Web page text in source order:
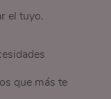
el tuyo.
que más te